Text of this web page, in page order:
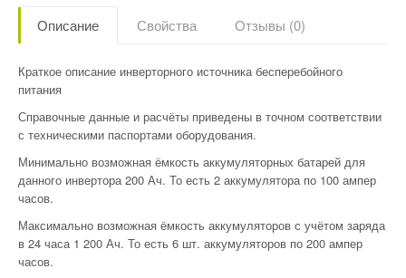
Описание Свойства Отзывы (0)
Краткое описание инверторного источника бесперебойного
питания
Справочные данные и расчёты приведены в точном соответствии
с техническими паспортами оборудования.
Минимально возможная ёмкость аккумуляторных батарей для
данного инвертора 200 Ач. То есть 2 аккумулятора по 100 ампер
часов.
Максимально возможная ёмкость аккумуляторов с учётом заряда
в 24 часа 1 200 Ач. То есть 6 шт. аккумуляторов по 200 ампер
часов.